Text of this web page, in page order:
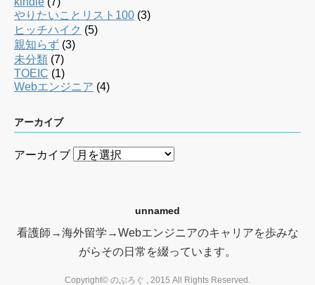
やりたいことリスト100 (3)
ヒッチハイク (5)
親知らず (3)
未分類 (7)
TOEIC (1)
Webエンジニア (4)
アーカイブ
アーカイブ
unnamed
看護師→海外留学→Webエンジニアのキャリアを歩みな
がらその日常を綴っています。
Copyright© のぶろぐ , 2015 All Rights Reserved.